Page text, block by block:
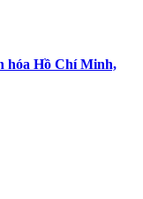
hóa Hồ Chí Minh,